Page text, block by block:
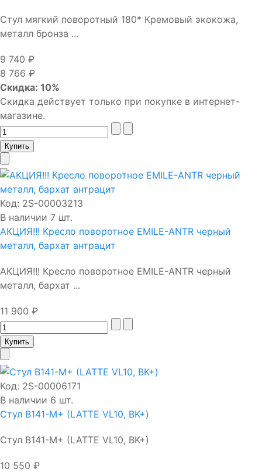
Стул мягкий поворотный 180* Кремовый экокожа,
металл бронза ...
9 740 ₽
8 766 ₽
Скидка: 10%
Скидка действует только при покупке в интернет-
магазине.
Код: 2S-00003213
В наличии 7 шт.
АКЦИЯ!!! Кресло поворотное EMILE-ANTR черный
металл, бархат антрацит
АКЦИЯ!!! Кресло поворотное EMILE-ANTR черный
металл, бархат ...
11 900 ₽
Код: 2S-00006171
В наличии 6 шт.
Стул B141-М+ (LATTE VL10, BK+)
Стул B141-М+ (LATTE VL10, BK+)
10 550 ₽